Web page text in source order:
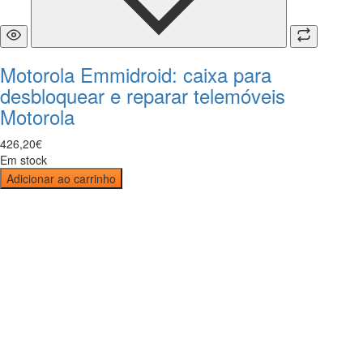
Motorola Emmidroid: caixa para
desbloquear e reparar telemóveis
Motorola
426,20€
Em stock
Adicionar ao carrinho